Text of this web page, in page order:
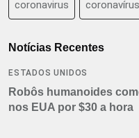
coronavirus coronavírus
Notícias Recentes
ESTADOS UNIDOS
Robôs humanoides
nos EUA por $30 a hora